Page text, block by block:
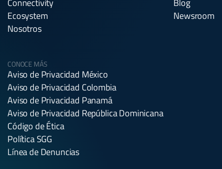
Connectivity
Ecosystem
Nosotros
Blog
Newsroom
CONOCE MÁS
Aviso de Privacidad México
Aviso de Privacidad Colombia
Aviso de Privacidad Panamá
Aviso de Privacidad República Dominicana
Código de Ética
Política SGG
Línea de Denuncias